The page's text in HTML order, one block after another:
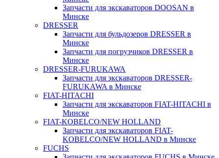
Запчасти для экскаваторов DOOSAN в
Минске
DRESSER
Запчасти для бульдозеров DRESSER в
Минске
Запчасти для погрузчиков DRESSER в
Минске
DRESSER-FURUKAWA
Запчасти для экскаваторов DRESSER-
FURUKAWA в Минске
FIAT-HITACHI
Запчасти для экскаваторов FIAT-HITACHI в
Минске
FIAT-KOBELCO/NEW HOLLAND
Запчасти для экскаваторов FIAT-
KOBELCO/NEW HOLLAND в Минске
FUCHS